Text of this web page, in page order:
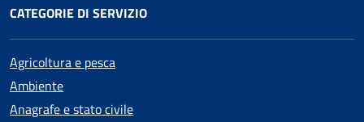
CATEGORIE DI SERVIZIO
Agricoltura e pesca
Ambiente
Anagrafe e stato civile